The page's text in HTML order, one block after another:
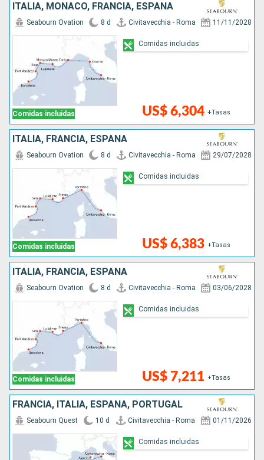
ITALIA, MONACO, FRANCIA, ESPAÑA
Comidas incluidas
Seabourn Ovation 8 d Civitavecchia - Roma 11/11/2028
US$ 6,304 +Tasas
Comidas incluidas
ITALIA, FRANCIA, ESPAÑA
Comidas incluidas
Seabourn Ovation 8 d Civitavecchia - Roma 29/07/2028
US$ 6,383 +Tasas
Comidas incluidas
ITALIA, FRANCIA, ESPAÑA
Comidas incluidas
Seabourn Ovation 8 d Civitavecchia - Roma 03/06/2028
US$ 7,211 +Tasas
Comidas incluidas
FRANCIA, ITALIA, ESPAÑA, PORTUGAL
Seabourn Quest 10 d Civitavecchia - Roma 01/11/2026
Comidas incluidas